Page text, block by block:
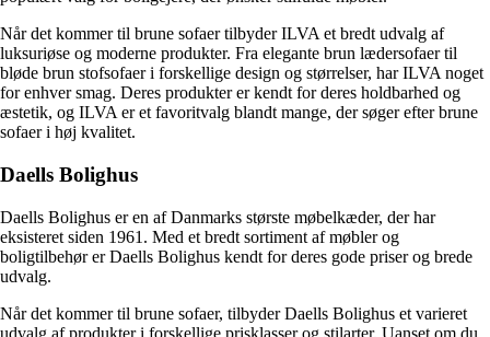
Når det kommer til brune sofaer tilbyder ILVA et bredt udvalg af
luksuriøse og moderne produkter. Fra elegante brun lædersofaer til
bløde brun stofsofaer i forskellige design og størrelser, har ILVA noget
for enhver smag. Deres produkter er kendt for deres holdbarhed og
æstetik, og ILVA er et favoritvalg blandt mange, der søger efter brune
sofaer i høj kvalitet.
Daells Bolighus
Daells Bolighus er en af Danmarks største møbelkæder, der har
eksisteret siden 1961. Med et bredt sortiment af møbler og
boligtilbehør er Daells Bolighus kendt for deres gode priser og brede
udvalg.
Når det kommer til brune sofaer, tilbyder Daells Bolighus et varieret
udvalg af produkter i forskellige prisklasser og stilarter. Uanset om du